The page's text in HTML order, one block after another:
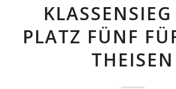
PLATZ FÜNF
THEISEN